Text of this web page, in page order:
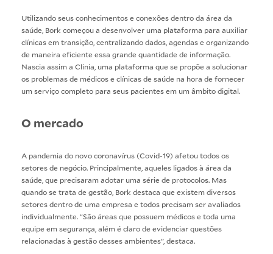
Utilizando seus conhecimentos e conexões dentro da área da
saúde, Bork começou a desenvolver uma plataforma para auxiliar
clínicas em transição, centralizando dados, agendas e organizando
de maneira eficiente essa grande quantidade de informação.
Nascia assim a Clinia, uma plataforma que se propõe a solucionar
os problemas de médicos e clínicas de saúde na hora de fornecer
um serviço completo para seus pacientes em um âmbito digital.
O mercado
A pandemia do novo coronavírus (Covid-19) afetou todos os
setores de negócio. Principalmente, aqueles ligados à área da
saúde, que precisaram adotar uma série de protocolos. Mas
quando se trata de gestão, Bork destaca que existem diversos
setores dentro de uma empresa e todos precisam ser avaliados
individualmente. “São áreas que possuem médicos e toda uma
equipe em segurança, além é claro de evidenciar questões
relacionadas à gestão desses ambientes”, destaca.